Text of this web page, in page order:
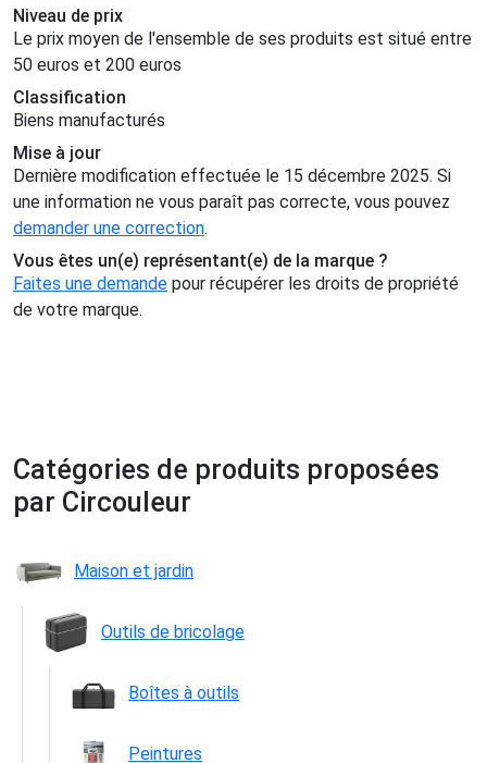
Niveau de prix
Le prix moyen de l'ensemble de ses produits est situé entre
50 euros et 200 euros
Classification
Biens manufacturés
Mise à jour
Dernière modification effectuée le 15 décembre 2025. Si
une information ne vous paraît pas correcte, vous pouvez
demander une correction.
Vous êtes un(e) représentant(e) de la marque ?
Faites une demande pour récupérer les droits de propriété
de votre marque.
Catégories de produits proposées
par Circouleur
Maison et jardin
Outils de bricolage
Boîtes à outils
Peintures